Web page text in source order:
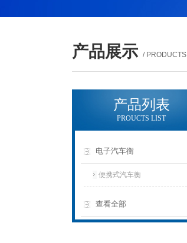
产品展示 / PRODUCTS
产品列表
PROUCTS LIST
电子汽车衡
便携式汽车衡
查看全部